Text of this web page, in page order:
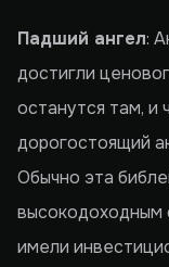
Падший ангел:
достигли
останутся там, и
дорогостоящий
Обычно эта
высокодоходным
имели